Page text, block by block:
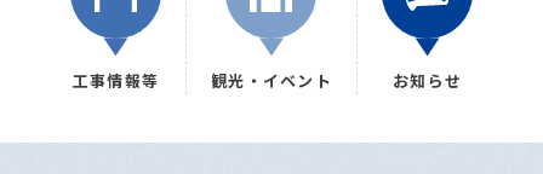
工事情報等 観光・イベント お知らせ